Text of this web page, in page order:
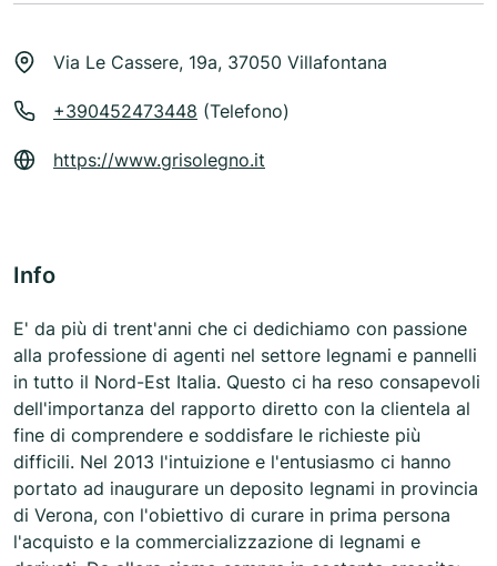
Via Le Cassere, 19a, 37050 Villafontana
+390452473448 (Telefono)
https://www.grisolegno.it
Info
E' da più di trent'anni che ci dedichiamo con passione
alla professione di agenti nel settore legnami e pannelli
in tutto il Nord-Est Italia. Questo ci ha reso consapevoli
dell'importanza del rapporto diretto con la clientela al
fine di comprendere e soddisfare le richieste più
difficili. Nel 2013 l'intuizione e l'entusiasmo ci hanno
portato ad inaugurare un deposito legnami in provincia
di Verona, con l'obiettivo di curare in prima persona
l'acquisto e la commercializzazione di legnami e